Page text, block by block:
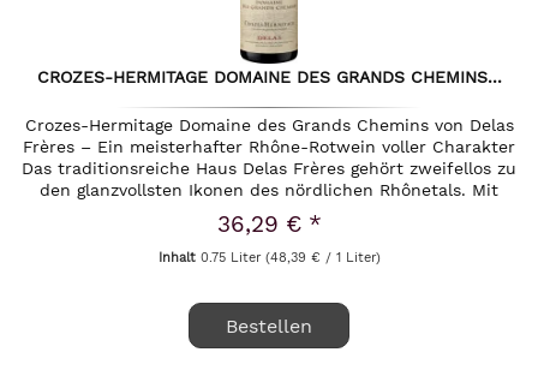
CROZES-HERMITAGE DOMAINE DES GRANDS CHEMINS...
Crozes-Hermitage Domaine des Grands Chemins von Delas
Frères – Ein meisterhafter Rhône-Rotwein voller Charakter
Das traditionsreiche Haus Delas Frères gehört zweifellos zu
den glanzvollsten Ikonen des nördlichen Rhônetals. Mit
36,29 € *
Inhalt 0.75 Liter (48,39 € / 1 Liter)
Bestellen